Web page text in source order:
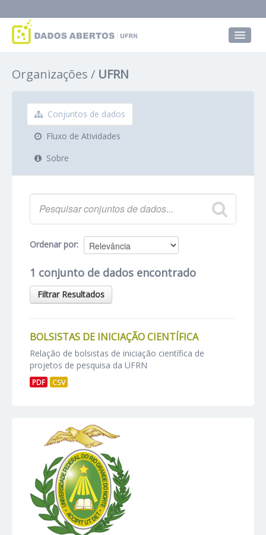
Grupos
Sobre
Organizações UFRN
Conjuntos de dados
Fluxo de Atividades
Sobre
Ordenar por
1 conjunto de dados encontrado
Filtrar Resultados
BOLSISTAS DE INICIAÇÃO CIENTÍFICA
Relação de bolsistas de iniciação científica de
projetos de pesquisa da UFRN
PDF CSV